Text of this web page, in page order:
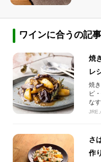
ワインに合うの記
焼
レ
焼
ピ
な
JRE
さ
作